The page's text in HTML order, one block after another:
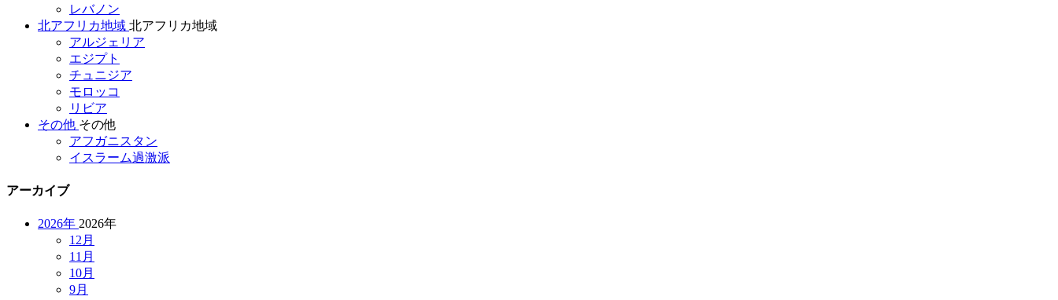
レバノン
北アフリカ地域 北アフリカ地域
アルジェリア
エジプト
チュニジア
モロッコ
リビア
その他 その他
アフガニスタン
イスラーム過激派
アーカイブ
2026年 2026年
12月
11月
10月
9月